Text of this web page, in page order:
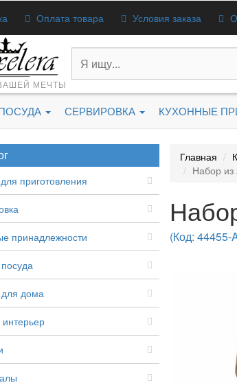
Оплата товара Условия заказа
МЕЧТЫ
СЕРВИРОВКА КУХОННЫЕ
приготовления
принадлежности
дома
Главная
Набор
(Код: 44455-